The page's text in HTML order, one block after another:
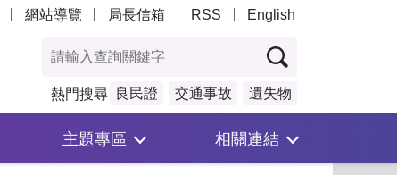
網站導覽 局長信箱 RSS English
熱門搜尋 良民證 交通事故 遺失物
主題專區 相關連結